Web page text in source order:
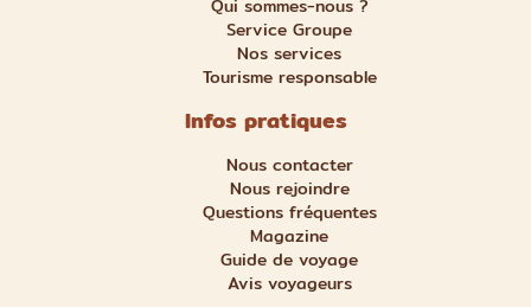
Qui sommes-nous ?
Service Groupe
Nos services
Tourisme responsable
Infos pratiques
Nous contacter
Nous rejoindre
Questions fréquentes
Magazine
Guide de voyage
Avis voyageurs